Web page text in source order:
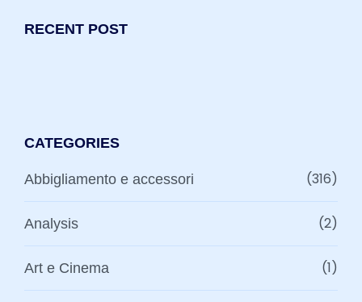
RECENT POST
CATEGORIES
Abbigliamento e accessori (316)
Analysis (2)
Art e Cinema (1)